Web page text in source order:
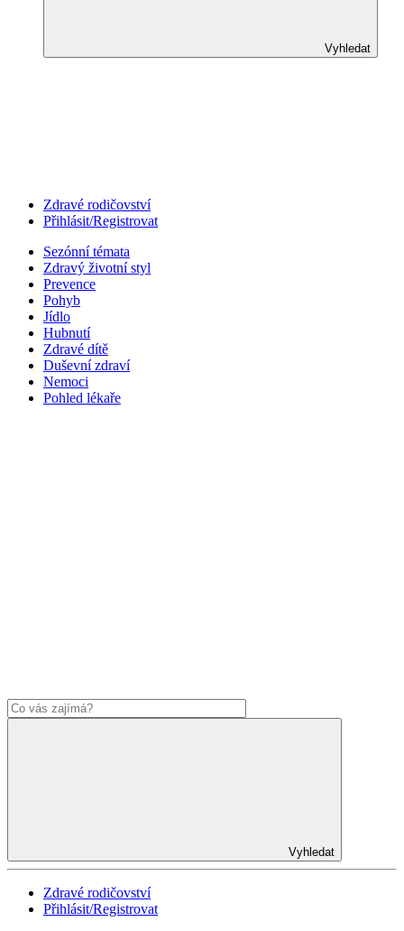
Vyhledat
Zdravé rodičovství
Přihlásit/Registrovat
Sezónní témata
Zdravý životní styl
Prevence
Pohyb
Jídlo
Hubnutí
Zdravé dítě
Duševní zdraví
Nemoci
Pohled lékaře
Vyhledat
Zdravé rodičovství
Přihlásit/Registrovat